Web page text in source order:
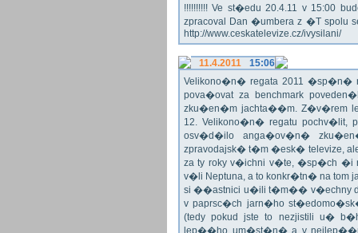
!!!!!!!!!! Ve st�edu 20.4.11 v 15:00
zpracoval Dan �umbera z �T spolu
http://www.ceskatelevize.cz/ivysilani/
11.4.2011
15:06
Velikono�n� regata 2011 �sp�n�
pova�ovat za benchmark
zku�en�m jachta��m. Z�v�rem
12. Velikono�n� regatu
osv�d�ilo anga�ov�n�
zpravodajsk� t�m �esk� televize,
za ty roky v�ichni v�te, �sp�ch
v�li Neptuna, a to konkr�tn� na tom
si ��astnici u�ili t�m�� v�echny
v paprsc�ch jarn�ho
(tedy pokud jste to nezjistili u�
lep��ho um�st�n� a v